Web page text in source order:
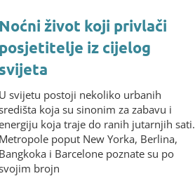
Noćni život koji privlači
posjetitelje iz cijelog
svijeta
U svijetu postoji nekoliko urbanih
koja su sinonim za zabavu i
koja traje do ranih jutarnjih sati.
Metropole poput New Yorka, Berlina,
Bangkoka i Barcelone poznate su po
brojn